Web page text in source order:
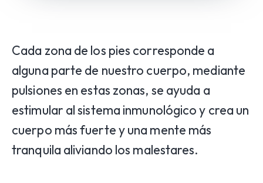
Cada zona de los pies corresponde a
alguna parte de nuestro cuerpo, mediante
pulsiones en estas zonas, se ayuda a
estimular al sistema inmunológico y crea un
cuerpo más fuerte y una mente más
tranquila aliviando los malestares.